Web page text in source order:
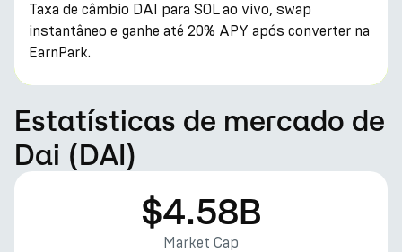
Taxa de câmbio DAI para SOL ao vivo, swap
instantâneo e ganhe até 20% APY após converter na
EarnPark.
Estatísticas de mercado de
Dai (DAI)
$4.58B
Market Cap